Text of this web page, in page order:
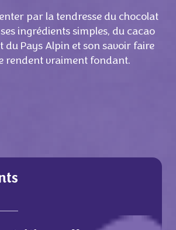
par la tendresse du chocolat
ingrédients simples, du cacao
du Pays Alpin et son savoir faire
rendent vraiment fondant.